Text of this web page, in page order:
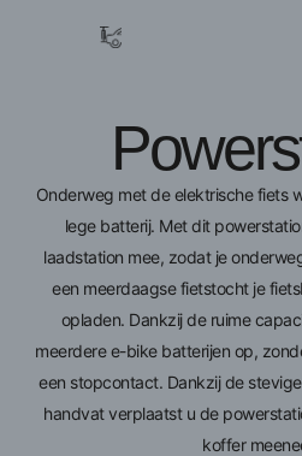
Onderweg met de elektrische fiets
lege batterij. Met dit
laadstation mee, zodat je
een meerdaagse fietstocht je
opladen. Dankzij de ruime
meerdere e-bike batterijen op,
een stopcontact. Dankzij de
handvat verplaatst u de
koffer